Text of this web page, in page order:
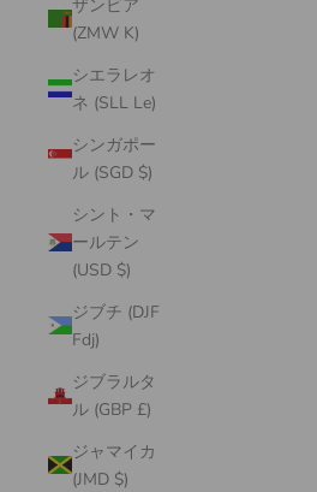
ザンビア
(ZMW K)
シエラレオ
ネ (SLL Le)
シンガポー
ル (SGD $)
シント・マ
ールテン
(USD $)
ジブチ (DJF
Fdj)
ジブラルタ
ル (GBP £)
ジャマイカ
(JMD $)